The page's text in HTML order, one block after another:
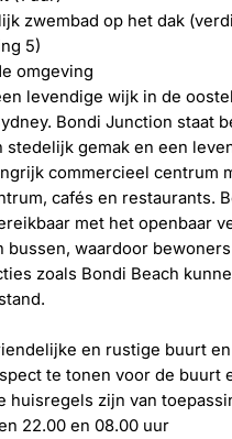
zwembad op het dak
5)
omgeving
levendige wijk in de
Bondi Junction staat
stedelijk gemak en een
commercieel centrum
cafés en restaurants.
met het openbaar
bussen, waardoor
zoals Bondi Beach
en rustige buurt
te tonen voor de buurt
huisregels zijn van
22.00 en 08.00 uur